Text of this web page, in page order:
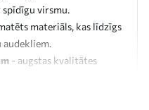
spīdīgu virsmu.
materiāls, kas līdzīgs
audekliem.
- augstas kvalitātes